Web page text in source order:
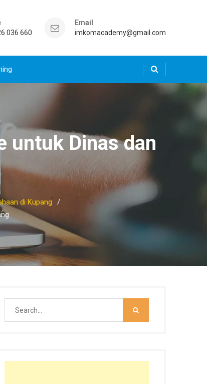
036 660
Email
imkomacademy@gmail.com
untuk Dinas dan
di Kupang